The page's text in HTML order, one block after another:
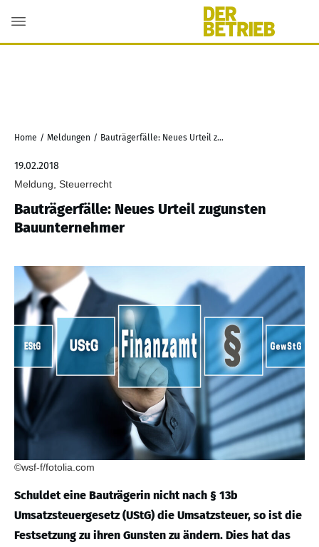
Home / Meldungen / Bauträgerfälle: Neues Urteil zugunsten Bauunternehmer
19.02.2018
Meldung, Steuerrecht
Bauträgerfälle: Neues Urteil zugunsten
Bauunternehmer
©wsf-f/fotolia.com
Schuldet eine Bauträgerin nicht nach § 13b
Umsatzsteuergesetz (UStG) die Umsatzsteuer, so ist die
Festsetzung zu ihren Gunsten zu ändern. Dies hat das